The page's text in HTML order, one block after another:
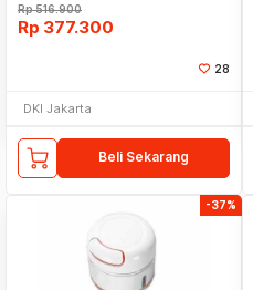
Rp516.900
Rp 377.300
28
DKI Jakarta
Beli Sekarang
-37%